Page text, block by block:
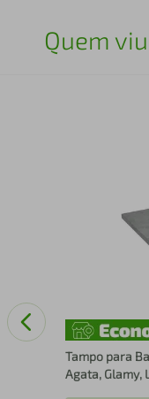
Quem
Tampo para
Agata, Glamy,